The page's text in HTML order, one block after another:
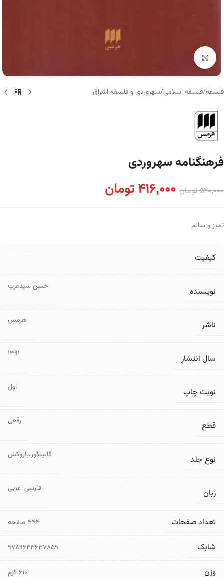
برای بزرگنمایی کلیک کنید
فلسفه/فلسفه اسلامی/سهروردی و فلسفه اشراق
فرهنگنامه سهروردی
520,000تومان 416,000تومان
تمیز و سالم
کیفیت
نویسنده حسن سیدعرب
ناشر هرمس
سال انتشار 1391
نوبت چاپ اول
قطع رقعی
نوع جلد گالینگور،باروکش
زبان فارسی-عربی
تعداد صفحات ۴۴۴ صفحه
شابک 9789643637859
وزن 610 گرم